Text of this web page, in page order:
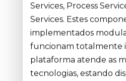
Services, Process
Services. Estes
implementados
funcionam totalmente
plataforma atende as
tecnologias, estando